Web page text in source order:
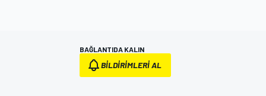
BAĞLANTIDA KALIN
BILDIRIMLERI AL